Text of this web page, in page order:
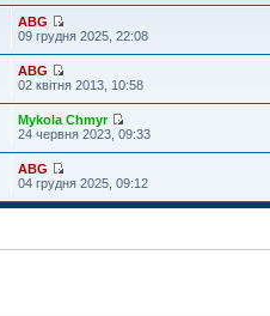
ABG
09 грудня 2025, 22:08
ABG
02 квітня 2013, 10:58
Mykola Chmyr
24 червня 2023, 09:33
ABG
04 грудня 2025, 09:12